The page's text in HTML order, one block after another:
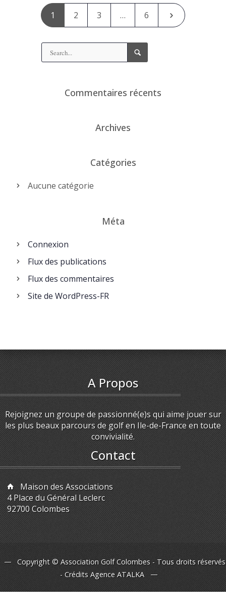
1 2 3 … 6
Commentaires récents
Archives
Catégories
Aucune catégorie
Méta
Connexion
Flux des publications
Flux des commentaires
Site de WordPress-FR
A Propos
Rejoignez un groupe de passionné(e)s qui aime jouer sur
les plus beaux parcours de golf en Ile-de-France en toute
convivialité.
Contact
Maison des Associations
4 Place du Général Leclerc
92700 Colombes
Copyright © Association Golf Colombes - Tous droits réservés
- Crédits Agence ATALKA